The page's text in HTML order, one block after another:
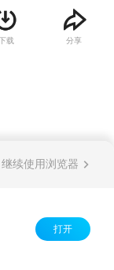
。故事围绕炸掉污
任改选、修路、征
植、发展旅游和占
载 分享
继续使用浏览器
打开